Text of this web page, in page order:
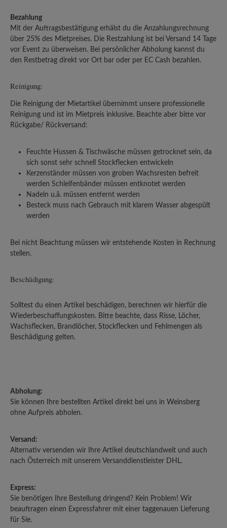
Bezahlung
Mit der Auftragsbestätigung erhälst du die Anzahlungsrechnung
über 25% des Mietpreises. Die Restzahlung ist bei Versand 14 Tage
vor Event zu überweisen. Bei persönlicher Abholung kannst du
den Restbetrag direkt vor Ort bar oder per EC Cash bezahlen.
Reinigung:
Die Reinigung der Mietartikel übernimmt unsere professionelle
Reinigung und ist im Mietpreis inklusive. Beachte aber bitte vor
Rückgabe/ Rückversand:
Feuchte Hussen & Tischwäsche müssen getrocknet sein, da
sich sonst sehr schnell Stockflecken entwickeln
Kerzenständer müssen von groben Wachsresten befreit
werden Schleifenbänder müssen entknotet werden
Nadeln u.ä. müssen entfernt werden
Besteck muss nach Gebrauch mit klarem Wasser abgespült
werden
Bei nicht Beachtung müssen wir entstehende Kosten in Rechnung
stellen.
Beschädigung:
Solltest du einen Artikel beschädigen, berechnen wir hierfür die
Wiederbeschaffungskosten. Bitte beachte, dass Risse, Löcher,
Wachsflecken, Brandlöcher, Stockflecken und Fehlmengen als
Beschädigung gelten.
Abholung:
Sie können Ihre bestellten Artikel direkt bei uns in Weinsberg
ohne Aufpreis abholen.
Versand:
Alternativ versenden wir Ihre Artikel deutschlandweit und auch
nach Österreich mit unserem Versanddienstleister DHL.
Express:
Sie benötigen Ihre Bestellung dringend? Kein Problem! Wir
beauftragen einen Expressfahrer mit einer taggenauen Lieferung
für Sie.